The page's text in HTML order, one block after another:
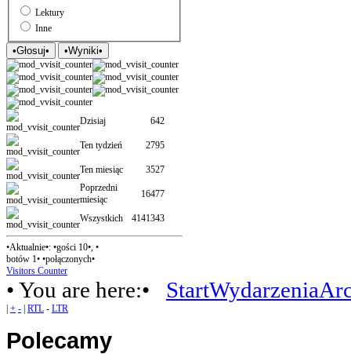
Lektury
Inne
Dzisiaj 642
Ten tydzień 2795
Ten miesiąc
3527
Poprzedni
miesiąc
16477
Wszystkich 4141343
•Aktualnie•: •gości 10•, •
botów 1• •połączonych•
Visitors Counter
• You are here:• StartWydarzenia
| + - | RTL - LTR
Polecamy